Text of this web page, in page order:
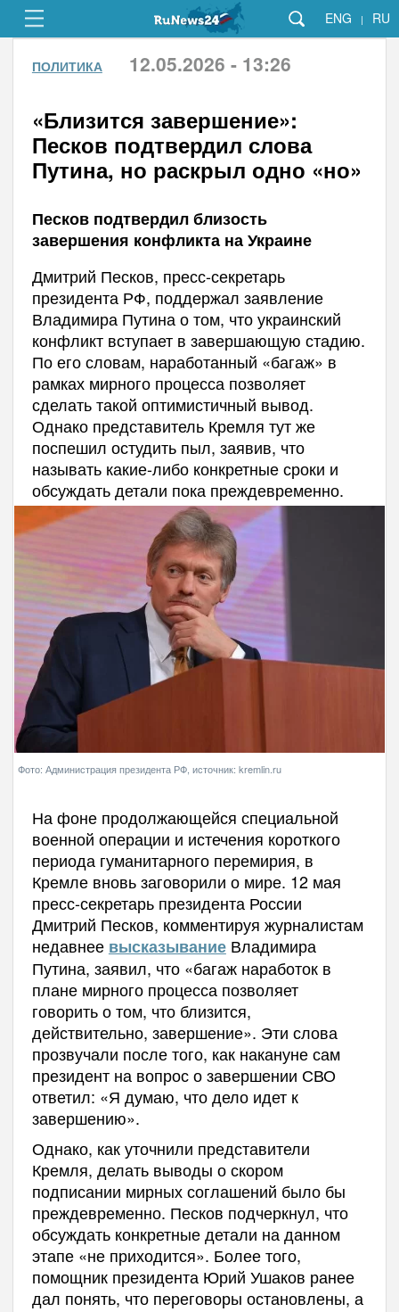
ENG | RU
ПОЛИТИКА 12.05.2026 - 13:26
«Близится завершение»:
Песков подтвердил слова
Путина, но раскрыл одно «но»
Песков подтвердил близость
завершения конфликта на Украине
Дмитрий Песков, пресс-секретарь
президента РФ, поддержал заявление
Владимира Путина о том, что украинский
конфликт вступает в завершающую стадию.
По его словам, наработанный «багаж» в
рамках мирного процесса позволяет
сделать такой оптимистичный вывод.
Однако представитель Кремля тут же
поспешил остудить пыл, заявив, что
называть какие-либо конкретные сроки и
обсуждать детали пока преждевременно.
Фото: Администрация президента РФ, источник: kremlin.ru
На фоне продолжающейся специальной
военной операции и истечения короткого
периода гуманитарного перемирия, в
Кремле вновь заговорили о мире. 12 мая
пресс-секретарь президента России
Дмитрий Песков, комментируя журналистам
недавнее высказываниеВладимира
Путина, заявил, что «багаж наработок в
плане мирного процесса позволяет
говорить о том, что близится,
действительно, завершение». Эти слова
прозвучали после того, как накануне сам
президент на вопрос о завершении СВО
ответил: «Я думаю, что дело идет к
завершению».
Однако, как уточнили представители
Кремля, делать выводы о скором
подписании мирных соглашений было бы
преждевременно. Песков подчеркнул, что
обсуждать конкретные детали на данном
этапе «не приходится». Более того,
помощник президента Юрий Ушаков ранее
дал понять, что переговоры остановлены, а